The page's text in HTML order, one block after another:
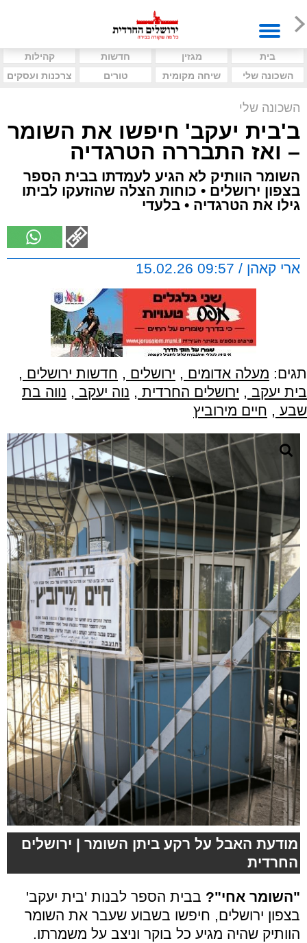
בית מגזין חדשות
קהילות
השכונה שלי
שיחה מקומית טורים צרכנות ועסקים
השכונה שלי
ב'בית יעקב' חיפשו את השומר
– ואז התבררה הטרגדיה
השומר הוותיק לא הגיע לעמדתו בבית הספר
בצפון ירושלים • כוחות הצלה שהוזעקו לביתו
גילו את הטרגדיה • בלעדי
ארי קאהן / 09:57 15.02.26
תגים: מעלה אדומים , ירושלים , חדשות ירושלים ,
בית יעקב , ירושלים החרדית , נוה יעקב , נווה בת
שבע , חיים מירוביץ
מודעת האבל על רקע ביתן השומר | ירושלים
החרדית
"השומר אחי"? בבית הספר לבנות 'בית יעקב'
בצפון ירושלים, חיפשו בשבוע שעבר את השומר
הוותיק שהיה מגיע כל בוקר וניצב על משמרתו.